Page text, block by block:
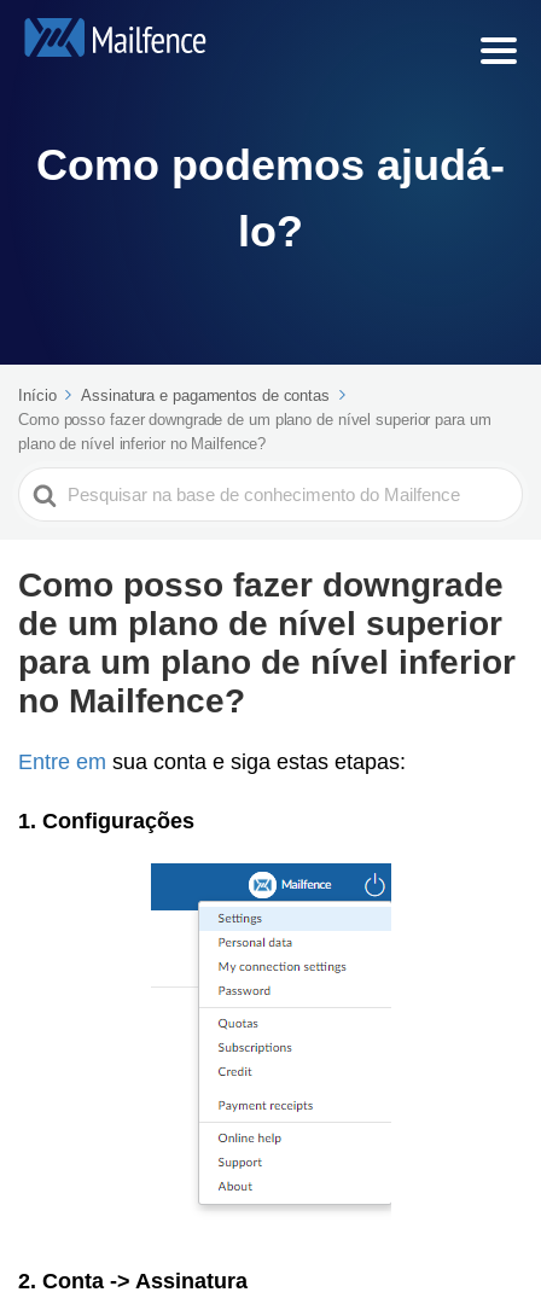
Como podemos ajudá-
lo?
Início
Assinatura e pagamentos de contas
Como posso fazer downgrade de um plano de nível superior para um
plano de nível inferior no Mailfence?
Search
For
Como posso fazer downgrade
de um plano de nível superior
para um plano de nível inferior
no Mailfence?
Entre em sua conta e siga estas etapas:
1. Configurações
2. Conta -> Assinatura